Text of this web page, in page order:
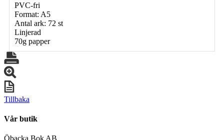
PVC-fri
Format: A5
Antal ark: 72 st
Linjerad
70g papper
Tillbaka
Vår butik